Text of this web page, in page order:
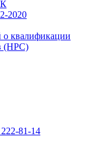
2020
квалификации
(НРС)
81-14